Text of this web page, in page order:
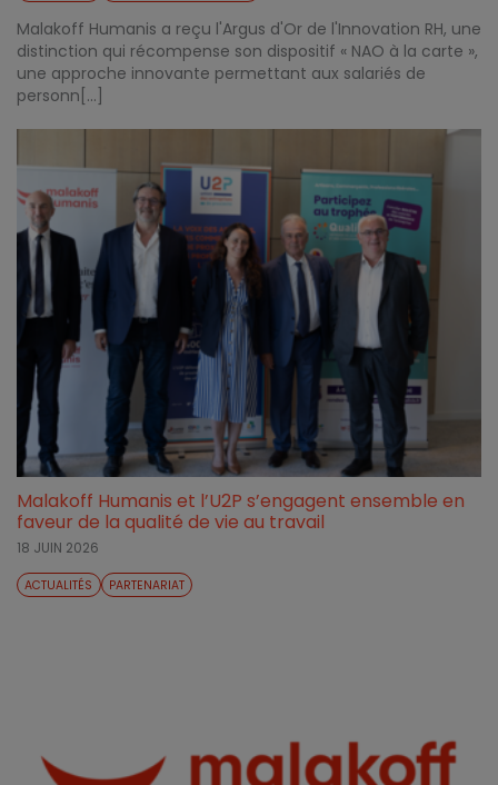
Malakoff Humanis a reçu l'Argus d'Or de l'Innovation RH, une
distinction qui récompense son dispositif « NAO à la carte »,
une approche innovante permettant aux salariés de
personn[...]
Malakoff Humanis et l’U2P s’engagent ensemble en
faveur de la qualité de vie au travail
18 JUIN 2026
ACTUALITÉS PARTENARIAT